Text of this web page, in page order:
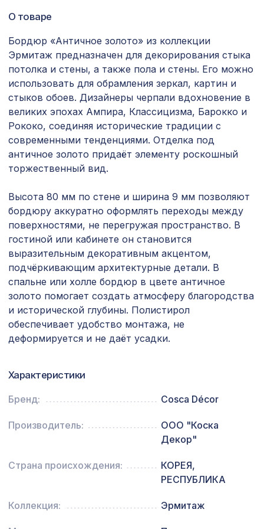
Prints L5011, 0,91 x 6,2 м
Натуральные обои Cosca Traditional
Prints L5061, 0,91 x 5,5 м
1157 ₽
Архитектурная доска, 180х30мм
2,0м, белое дерево
1240 ₽
Карниз KX019, 30х30, 2000мм,
Карниз KX012, 80х80, 2000мм,
Натуральные обои Cosca
Калимантан, 0,91 x 10 м
1870 ₽
Экран для радиатора, МОДЕРН,
РОМАНИКО, венге
Натуральные обои Cosca Traditional
Prints L5049, 0,91 x 6,2 м
1803 ₽
Перфорированная панель ДАМАСКО,
1030х695мм, ХДФ, без отделки
Консоль для балки 120х120мм,
махагон
1000х680мм, ХДФ, бук
0,91 x 5,5 м
Воск мягкий в блистере, цв. 55 светлый
О товаре
Бордюр «Античное золото» из коллекции
Эрмитаж предназначен для декорирования стыка
потолка и стены, а также пола и стены. Его можно
использовать для обрамления зеркал, картин и
стыков обоев. Дизайнеры черпали вдохновение в
великих эпохах Ампира, Классицизма, Барокко и
Рококо, соединяя исторические традиции с
современными тенденциями. Отделка под
античное золото придаёт элементу роскошный
торжественный вид.
Высота 80 мм по стене и ширина 9 мм позволяют
бордюру аккуратно оформлять переходы между
поверхностями, не перегружая пространство. В
гостиной или кабинете он становится
выразительным декоративным акцентом,
подчёркивающим архитектурные детали. В
спальне или холле бордюр в цвете античное
золото помогает создать атмосферу благородства
и исторической глубины. Полистирол
обеспечивает удобство монтажа, не
деформируется и не даёт усадки.
Характеристики
Бренд: Cosca Décor
Производитель:
ООО "Коска
Декор"
Страна происхождения:
КОРЕЯ,
РЕСПУБЛИКА
Коллекция: Эрмитаж